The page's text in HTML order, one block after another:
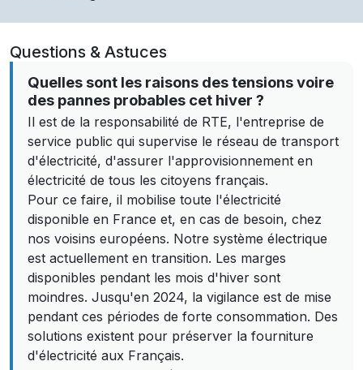
Questions & Astuces
Quelles sont les raisons des tensions voire
des pannes probables cet hiver ?
Il est de la responsabilité de RTE, l'entreprise de
service public qui supervise le réseau de transport
d'électricité, d'assurer l'approvisionnement en
électricité de tous les citoyens français.
Pour ce faire, il mobilise toute l'électricité
disponible en France et, en cas de besoin, chez
nos voisins européens. Notre système électrique
est actuellement en transition. Les marges
disponibles pendant les mois d'hiver sont
moindres. Jusqu'en 2024, la vigilance est de mise
pendant ces périodes de forte consommation. Des
solutions existent pour préserver la fourniture
d'électricité aux Français.